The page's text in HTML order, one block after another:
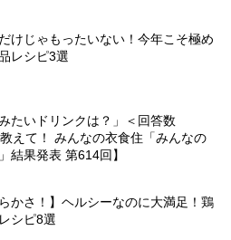
けじゃもったいない！今年こそ極め
レシピ3選
たいドリンクは？」＜回答数
えて！ みんなの衣食住「みんなの
結果発表 第614回】
かさ！】ヘルシーなのに大満足！鶏
シピ8選